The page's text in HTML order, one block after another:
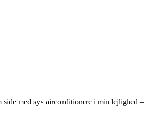
side med syv airconditionere i min lejlighed –